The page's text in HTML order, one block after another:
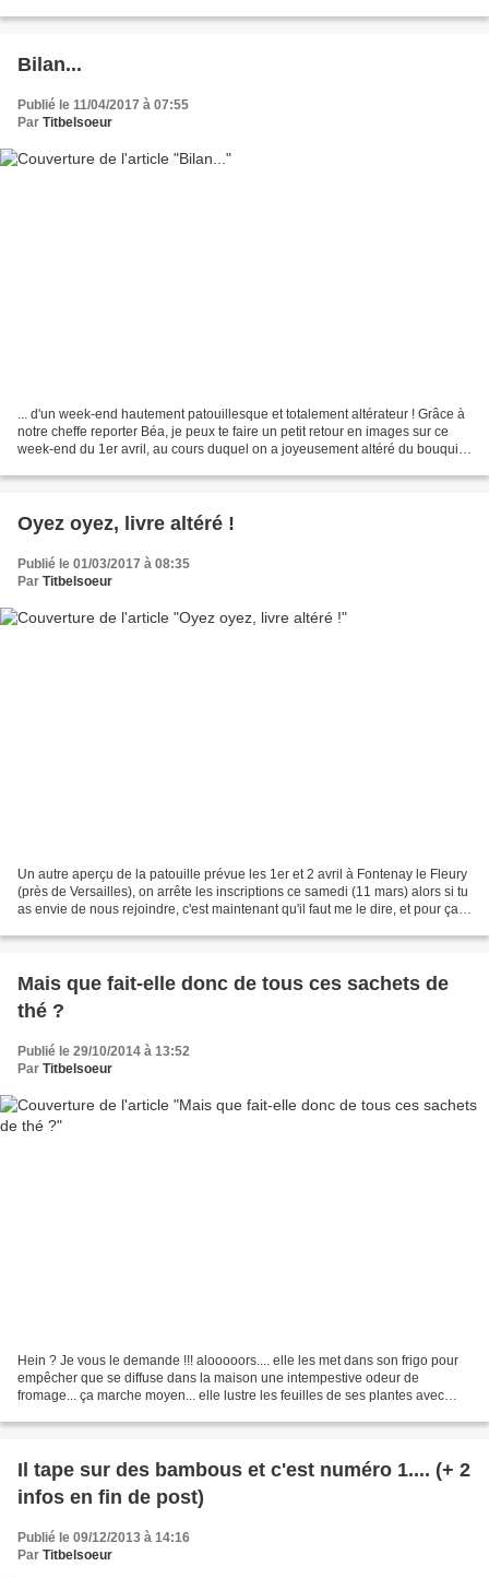
Bilan...
Publié le 11/04/2017 à 07:55
Par Titbelsoeur
... d'un week-end hautement patouillesque et totalement altérateur ! Grâce à
notre cheffe reporter Béa, je peux te faire un petit retour en images sur ce
week-end du 1er avril, au cours duquel on a joyeusement altéré du bouquin
Oyez oyez, livre altéré !
Publié le 01/03/2017 à 08:35
Par Titbelsoeur
Un autre aperçu de la patouille prévue les 1er et 2 avril à Fontenay le Fleury
(près de Versailles), on arrête les inscriptions ce samedi (11 mars) alors si tu
as envie de nous rejoindre, c'est maintenant qu'il faut me le dire, et pour ça
Mais que fait-elle donc de tous ces sachets de
thé ?
Publié le 29/10/2014 à 13:52
Par Titbelsoeur
Hein ? Je vous le demande !!! alooooors.... elle les met dans son frigo pour
empêcher que se diffuse dans la maison une intempestive odeur de
fromage... ça marche moyen... elle lustre les feuilles de ses plantes avec
Il tape sur des bambous et c'est numéro 1.... (+ 2
infos en fin de post)
Publié le 09/12/2013 à 14:16
Par Titbelsoeur